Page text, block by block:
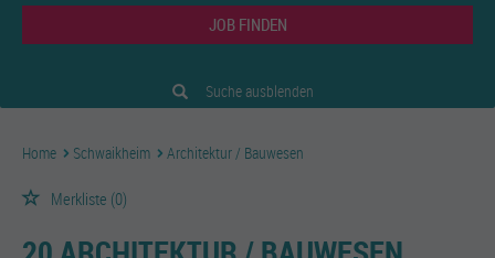
JOB FINDEN
Suche ausblenden
Home Schwaikheim Architektur / Bauwesen
Merkliste (0)